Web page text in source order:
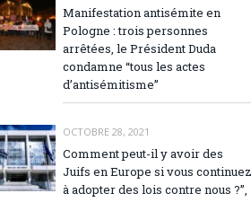
Manifestation antisémite en
Pologne : trois personnes
arrêtées, le Président Duda
condamne “tous les actes
d’antisémitisme”
OCTOBRE 28, 2021
Comment peut-il y avoir des
Juifs en Europe si vous continuez
à adopter des lois contre nous ?”,